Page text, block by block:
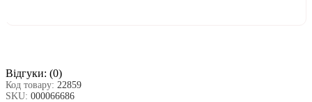
Відгуки: (0)
Код товару: 22859
SKU: 000066686